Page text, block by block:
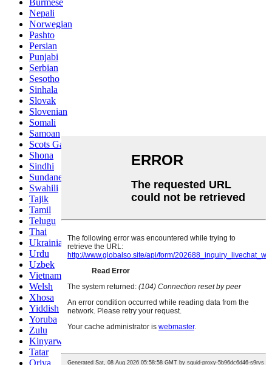
Nepali
Norwegian
Pashto
Persian
Punjabi
Serbian
Sesotho
Sinhala
Slovak
Slovenian
Somali
Samoan
Scots Gaelic
Shona
Sindhi
Sundanese
Swahili
Tajik
Tamil
Telugu
Thai
Ukrainian
Urdu
Uzbek
Vietnamese
Welsh
Xhosa
Yiddish
Yoruba
Zulu
Kinyarwanda
Tatar
Oriya